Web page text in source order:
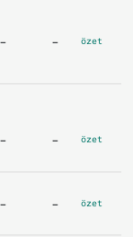
- - özet
- - özet
- - özet